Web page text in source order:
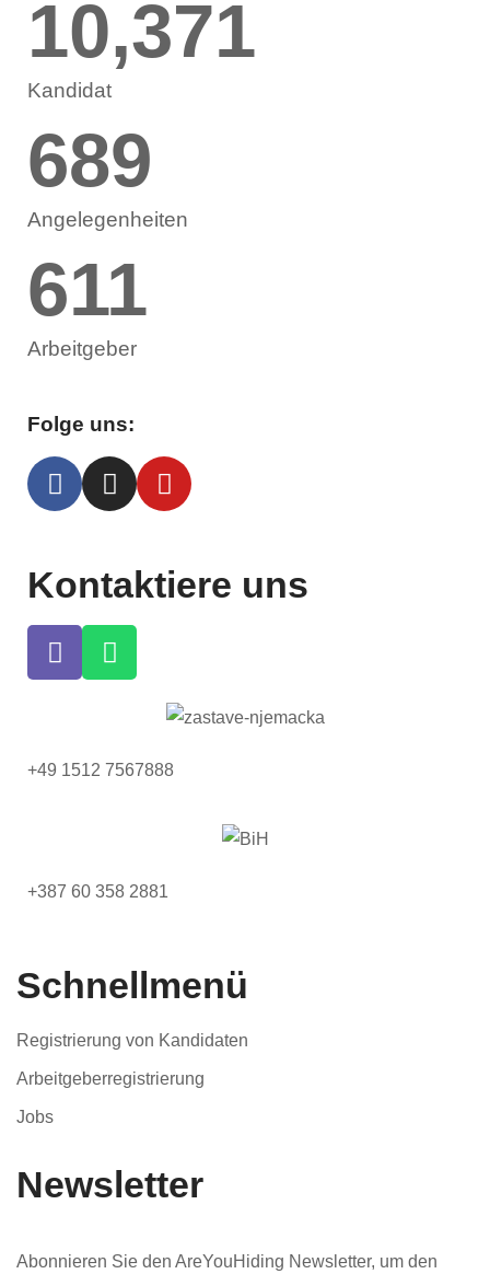
10,371
Kandidat
689
Angelegenheiten
611
Arbeitgeber
Folge uns:
Kontaktiere uns
+49 1512 7567888
+387 60 358 2881
Schnellmenü
Registrierung von Kandidaten
Arbeitgeberregistrierung
Jobs
Newsletter
Abonnieren Sie den AreYouHiding Newsletter, um den